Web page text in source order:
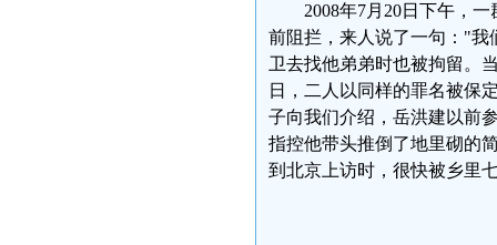
2008年7月20日下午，
前阻拦，来人说了一句："我
卫去找他弟弟时也被拘留。
日，二人以同样的罪名被保
子向我们介绍，岳洪建以前
指控他带头推倒了地里砌的
到北京上访时，很快被乡里